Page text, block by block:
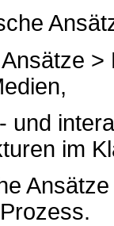
und
im